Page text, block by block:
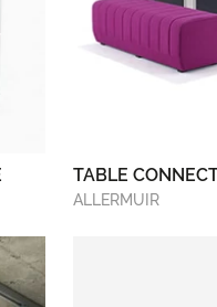
TABLE
ALLERMUIR